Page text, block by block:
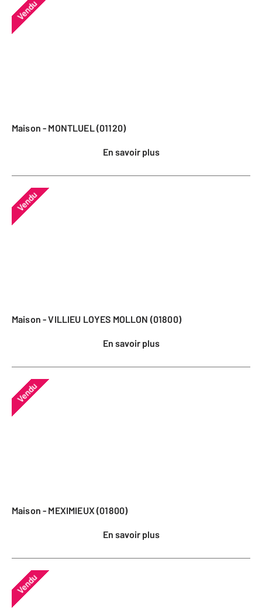
Vendu
Maison - MONTLUEL (01120)
En savoir plus
Vendu
Maison - VILLIEU LOYES MOLLON (01800)
En savoir plus
Vendu
Maison - MEXIMIEUX (01800)
En savoir plus
Vendu